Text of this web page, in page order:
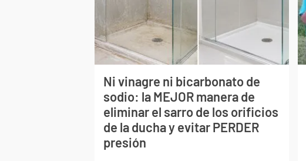
Ni vinagre ni bicarbonato de
sodio: la MEJOR manera de
eliminar el sarro de los orificios
de la ducha y evitar PERDER
presión